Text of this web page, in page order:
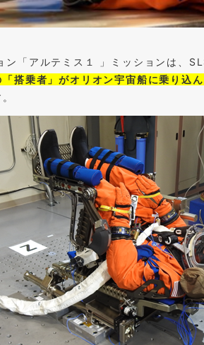
ン「アルテミス１ 」ミッションは、
搭乗者」がオリオン宇宙船に乗り込ん